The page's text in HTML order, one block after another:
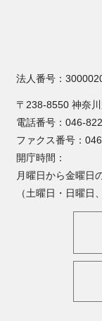
法人番号：
〒238-8550 神奈
電話番号：046-
ファクス番号：
開庁時間：
月曜日から金曜日
（土曜日・日曜日